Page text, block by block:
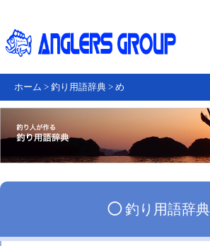
ホーム > 釣り用語辞典 > め
◯釣り用語辞典